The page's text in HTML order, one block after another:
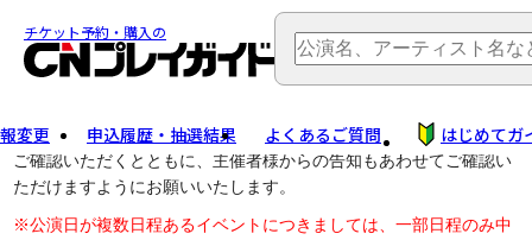
チケット予約・購入の
変更 申込履歴・抽選結果 よくあるご質問 はじめてガ
公演中止に伴う払戻し・延期等のご案内は、以下公演日リンクから
ご確認いただくとともに、主催者様からの告知もあわせてご確認い
ただけますようにお願いいたします。
※公演日が複数日程あるイベントにつきましては、一部日程のみ中